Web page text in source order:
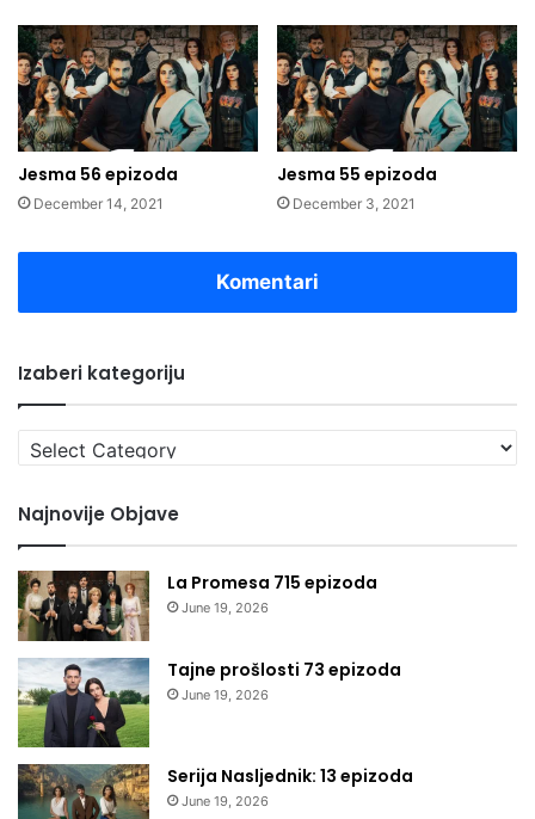
Jesma 56 epizoda
December 14, 2021
Jesma 55 epizoda
December 3, 2021
Komentari
Izaberi kategoriju
Izaberi
kategoriju
Najnovije Objave
La Promesa 715 epizoda
June 19, 2026
Tajne prošlosti 73 epizoda
June 19, 2026
Serija Nasljednik: 13 epizoda
June 19, 2026